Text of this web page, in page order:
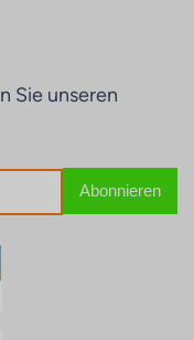
Sie unseren